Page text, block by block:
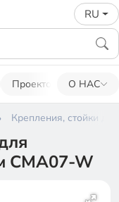
RU
Проекторы О НАС
Крепления, стойки
CMA07-W